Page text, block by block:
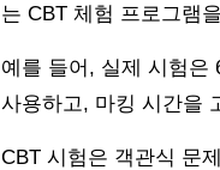
는 CBT 체험 프로그램
예를 들어, 실제 시험은
사용하고, 마킹 시간을
CBT 시험은 객관식 문